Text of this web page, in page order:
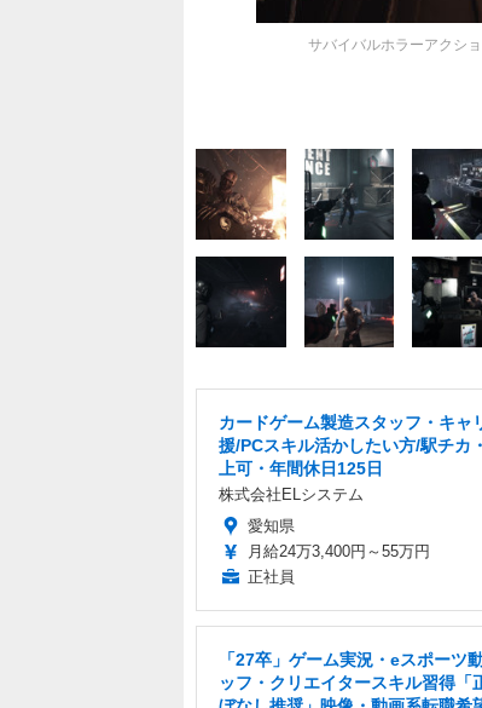
サバイバルホラーアクシ
カードゲーム製造スタッフ・キャ
援/PCスキル活かしたい方/駅チカ
上可・年間休日125日
株式会社ELシステム
愛知県
月給24万3,400円～55万円
正社員
「27卒」ゲーム実況・eスポーツ
ッフ・クリエイタースキル習得「